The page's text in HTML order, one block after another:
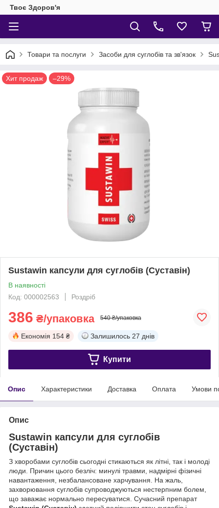
Твоє Здоров'я
Товари та послуги Засоби для суглобів та зв'язок
Хит продаж –29%
Sustawin капсули для суглобів (Суставін)
В наявності
Код: 000002563
Роздріб
386 ₴/упаковка 540 ₴/упаковка
Економія 154 ₴ Залишилось 27 днів
Купити
Опис Характеристики Доставка Оплата Умови
Опис
Sustawin капсули для суглобів
(Суставін)
З хворобами суглобів сьогодні стикаються як літні, так і молоді
люди. Причин цього безліч: минулі травми, надмірні фізичні
навантаження, незбалансоване харчування. На жаль,
захворювання суглобів супроводжуються нестерпним болем,
що заважає нормально пересуватися. Сучасний препарат